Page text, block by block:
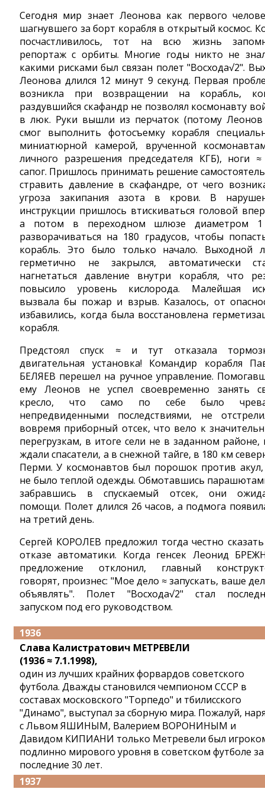
Сегодня мир знает Леонова как первого
шагнувшего за борт корабля в открытый космос.
посчастливилось, тот на всю жизнь
репортаж с орбиты. Многие годы никто не
какими рисками был связан полет "Восхода√2".
Леонова длился 12 минут 9 секунд. Первая
возникла при возвращении на корабль,
раздувшийся скафандр не позволял космонавту
в люк. Руки вышли из перчаток (потому
смог выполнить фотосъемку корабля
миниатюрной камерой, врученной
личного разрешения председателя КГБ), ноги
сапог. Пришлось принимать решение
стравить давление в скафандре, от чего
угроза закипания азота в крови. В
инструкции пришлось втискиваться головой
а потом в переходном шлюзе диаметром
разворачиваться на 180 градусов, чтобы
корабль. Это было только начало. Выходной
герметично не закрылся, автоматически
нагнетаться давление внутри корабля, что
повысило уровень кислорода. Малейшая
вызвала бы пожар и взрыв. Казалось, от
избавились, когда была восстановлена
корабля.
Предстоял спуск ≈ и тут отказала
двигательная установка! Командир корабля
БЕЛЯЕВ перешел на ручное управление.
ему Леонов не успел своевременно занять
кресло, что само по себе было
непредвиденными последствиями, не
вовремя приборный отсек, что вело к
перегрузкам, в итоге сели не в заданном районе,
ждали спасатели, а в снежной тайге, в 180 км
Перми. У космонавтов был порошок против
не было теплой одежды. Обмотавшись
забравшись в спускаемый отсек, они
помощи. Полет длился 26 часов, а подмога
на третий день.
Сергей КОРОЛЕВ предложил тогда честно
отказе автоматики. Когда генсек Леонид
предложение отклонил, главный
говорят, произнес: "Мое дело ≈ запускать, ваше
объявлять". Полет "Восхода√2" стал
запуском под его руководством.
1936
Слава Калистратович МЕТРЕВЕЛИ
(1936 ≈ 7.1.1998),
один из лучших крайних форвардов советского
футбола. Дважды становился чемпионом СССР в
составах московского "Торпедо" и тбилисского
"Динамо", выступал за сборную мира. Пожалуй,
с Львом ЯШИНЫМ, Валерием ВОРОНИНЫМ и
Давидом КИПИАНИ только Метревели был
подлинно мирового уровня в советском футболе за
последние 30 лет.
1937